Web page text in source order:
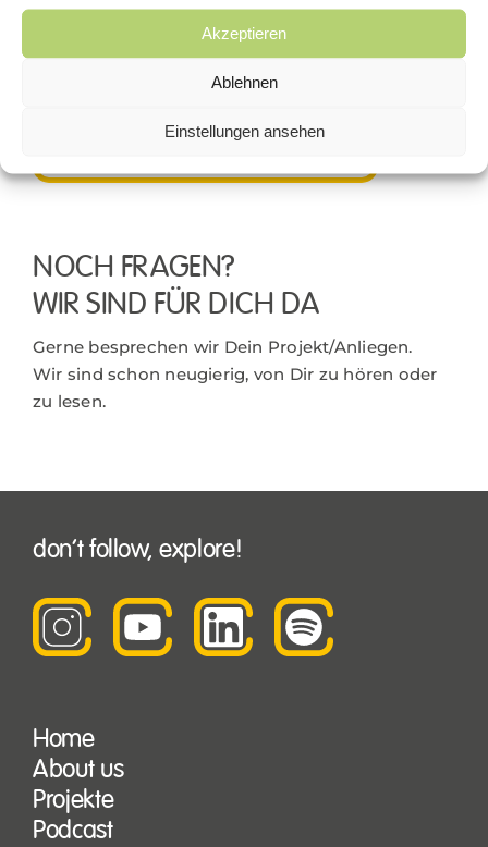
Akzeptieren
Ablehnen
Einstellungen ansehen
NOCH FRAGEN?
WIR SIND FÜR DICH DA
Gerne besprechen wir Dein Projekt/Anliegen.
Wir sind schon neugierig, von Dir zu hören oder
zu lesen.
don’t follow, explore!
Home
About us
Projekte
Podcast